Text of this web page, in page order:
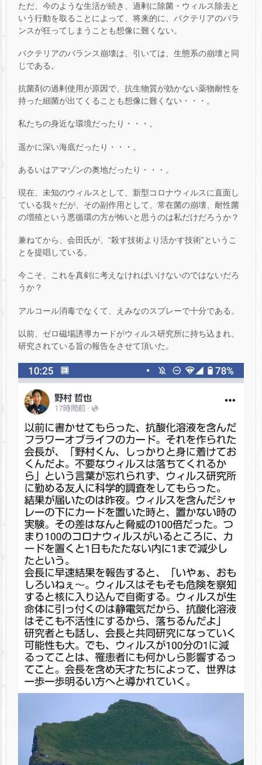
ただ、今のような生活が続き、過剰に除菌・ウィルス除去と
いう行動を取ることによって、将来的に、バクテリアのバラ
ンスが狂ってしまうことも想像に難くない。
バクテリアのバランス崩壊は、引いては、生態系の崩壊と同
じである。
抗菌剤の過剰使用が原因で、抗生物質が効かない薬物耐性を
持った細菌が出てくることも想像に難くない・・・。
私たちの身近な環境だったり・・・。
遥かに深い海底だったり・・・。
あるいはアマゾンの奥地だったり・・・。
現在、未知のウィルスとして、新型コロナウィルスに直面し
ている我々だが、その副作用として、常在菌の崩壊、耐性菌
の増殖という悪循環の方が怖いと思うのは私だけだろうか？
兼ねてから、会田氏が、“殺す技術より活かす技術”というこ
とを提唱している。
今こそ、これを真剣に考えなければいけないのではないだろ
うか？
アルコール消毒でなくて、えみなのスプレーで十分である。
以前、ゼロ磁場誘導カードがウィルス研究所に持ち込まれ、
研究されている旨の報告をさせて頂いた。